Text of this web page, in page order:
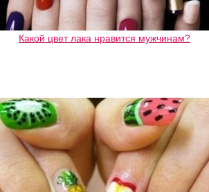
Какой цвет лака нравится мужчинам?